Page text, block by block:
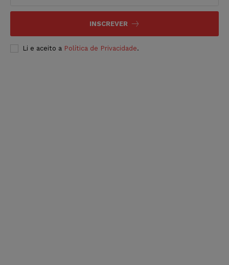
INSCREVER
Li e aceito a Política de Privacidade.